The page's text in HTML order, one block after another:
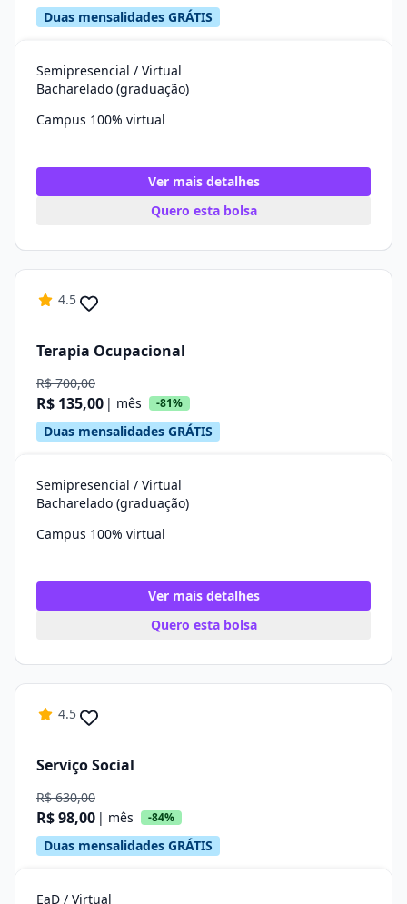
Duas mensalidades GRÁTIS
Semipresencial / Virtual
Bacharelado (graduação)
Campus 100% virtual
Ver mais detalhes
Quero esta bolsa
4.5
Terapia Ocupacional
R$ 700,00
R$ 135,00 | mês -81%
Duas mensalidades GRÁTIS
Semipresencial / Virtual
Bacharelado (graduação)
Campus 100% virtual
Ver mais detalhes
Quero esta bolsa
4.5
Serviço Social
R$ 630,00
R$ 98,00 | mês -84%
Duas mensalidades GRÁTIS
EaD / Virtual